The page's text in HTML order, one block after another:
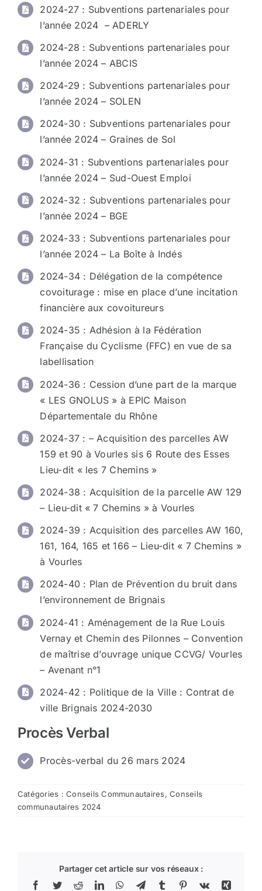
2024-27 : Subventions partenariales pour
l’année 2024 – ADERLY
2024-28 : Subventions partenariales pour
l’année 2024 – ABCIS
2024-29 : Subventions partenariales pour
l’année 2024 – SOLEN
2024-30 : Subventions partenariales pour
l’année 2024 – Graines de Sol
2024-31 : Subventions partenariales pour
l’année 2024 – Sud-Ouest Emploi
2024-32 : Subventions partenariales pour
l’année 2024 – BGE
2024-33 : Subventions partenariales pour
l’année 2024 – La Boîte à Indés
2024-34 : Délégation de la compétence
covoiturage : mise en place d’une incitation
financière aux covoitureurs
2024-35 : Adhésion à la Fédération
Française du Cyclisme (FFC) en vue de sa
labellisation
2024-36 : Cession d’une part de la marque
« LES GNOLUS » à EPIC Maison
Départementale du Rhône
2024-37 : – Acquisition des parcelles AW
159 et 90 à Vourles sis 6 Route des Esses
Lieu-dit « les 7 Chemins »
2024-38 : Acquisition de la parcelle AW 129
– Lieu-dit « 7 Chemins » à Vourles
2024-39 : Acquisition des parcelles AW 160,
161, 164, 165 et 166 – Lieu-dit « 7 Chemins »
à Vourles
2024-40 : Plan de Prévention du bruit dans
l’environnement de Brignais
2024-41 : Aménagement de la Rue Louis
Vernay et Chemin des Pilonnes – Convention
de maîtrise d’ouvrage unique CCVG/ Vourles
– Avenant n°1
2024-42 : Politique de la Ville : Contrat de
ville Brignais 2024-2030
Procès Verbal
Procès-verbal du 26 mars 2024
Catégories :Conseils Communautaires,Conseils
communautaires 2024
Partager cet article sur vos réseaux :
Facebook
TwitterRedditLinkedInWhatsApp
TelegramTumblr Pinterest
Vk
Xing